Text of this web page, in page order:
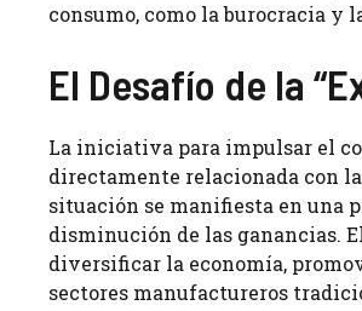
consumo, como la burocracia y
El Desafío de la
La iniciativa para impulsar el
directamente relacionada con
situación se manifiesta en una
disminución de las ganancias.
diversificar la economía,
sectores manufactureros